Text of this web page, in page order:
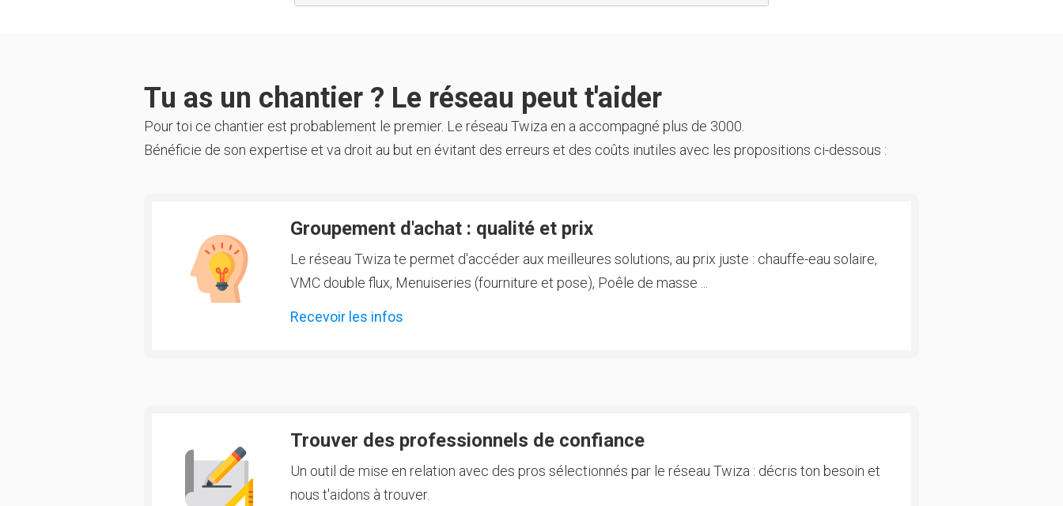
Tu as un chantier ? Le réseau peut t'aider
Pour toi ce chantier est probablement le premier. Le réseau Twiza en a accompagné plus de 3000.
Bénéficie de son expertise et va droit au but en évitant des erreurs et des coûts inutiles avec les propositions ci-dessous :
Groupement d'achat : qualité et prix
Le réseau Twiza te permet d'accéder aux meilleures solutions, au prix juste : chauffe-eau solaire,
VMC double flux, Menuiseries (fourniture et pose), Poêle de masse ...
Recevoir les infos
Trouver des professionnels de confiance
Un outil de mise en relation avec des pros sélectionnés par le réseau Twiza : décris ton besoin et
nous t'aidons à trouver.